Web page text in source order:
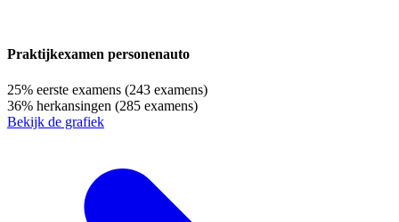
Praktijkexamen personenauto
25% eerste examens (243 examens)
36% herkansingen (285 examens)
Bekijk de grafiek